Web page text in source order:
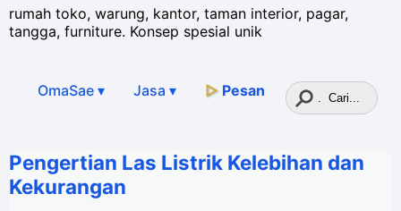
rumah toko, warung, kantor, taman interior, pagar,
tangga, furniture. Konsep spesial unik
OmaSae ▾ Jasa ▾ ▷ Pesan
Pengertian Las Listrik Kelebihan dan
Kekurangan